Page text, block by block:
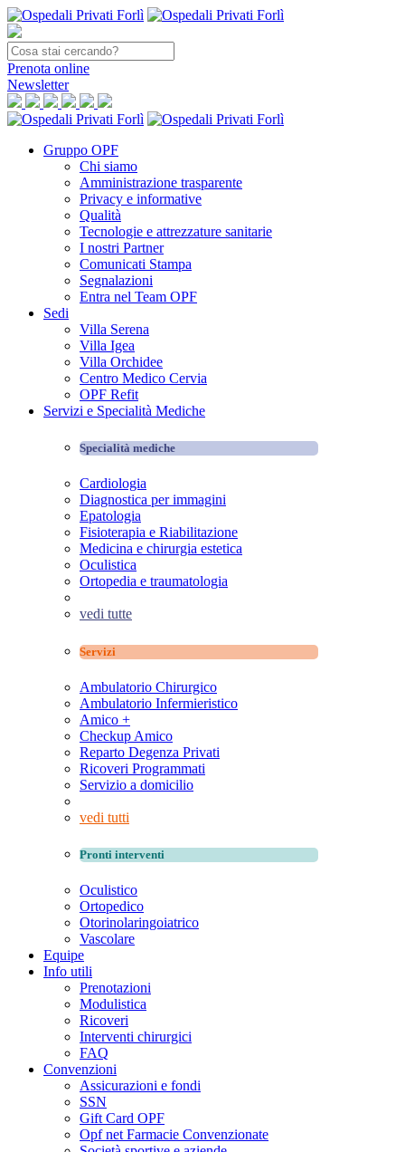
Prenota online
Newsletter
Gruppo OPF
Chi siamo
Amministrazione trasparente
Privacy e informative
Qualità
Tecnologie e attrezzature sanitarie
I nostri Partner
Comunicati Stampa
Segnalazioni
Entra nel Team OPF
Sedi
Villa Serena
Villa Igea
Villa Orchidee
Centro Medico Cervia
OPF Refit
Servizi e Specialità Mediche
Specialità mediche
Cardiologia
Diagnostica per immagini
Epatologia
Fisioterapia e Riabilitazione
Medicina e chirurgia estetica
Oculistica
Ortopedia e traumatologia
vedi tutte
Servizi
Ambulatorio Chirurgico
Ambulatorio Infermieristico
Amico +
Checkup Amico
Reparto Degenza Privati
Ricoveri Programmati
Servizio a domicilio
vedi tutti
Pronti interventi
Oculistico
Ortopedico
Otorinolaringoiatrico
Vascolare
Equipe
Info utili
Prenotazioni
Modulistica
Ricoveri
Interventi chirurgici
FAQ
Convenzioni
Assicurazioni e fondi
SSN
Gift Card OPF
Opf net Farmacie Convenzionate